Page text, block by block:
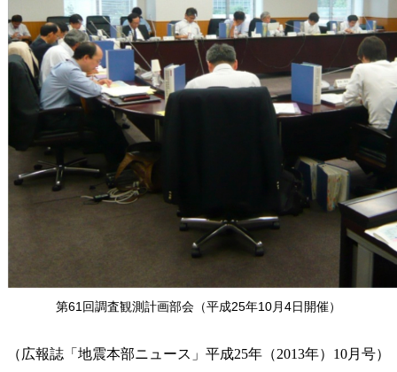
第61回調査観測計画部会（平成25年10月4日開催）
（広報誌「地震本部ニュース」平成25年（2013年）10月号）